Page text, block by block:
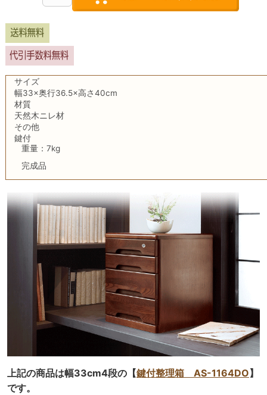
サイズ
幅33×奥行36.5×高さ40cm
材質
天然木ニレ材
その他
鍵付
重量：7kg
完成品
上記の商品は幅33cm4段の【鍵付整理箱 AS-1164DO】
です。